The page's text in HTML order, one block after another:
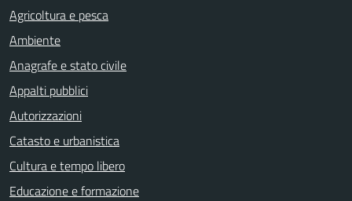
Agricoltura e pesca
Ambiente
Anagrafe e stato civile
Appalti pubblici
Autorizzazioni
Catasto e urbanistica
Cultura e tempo libero
Educazione e formazione